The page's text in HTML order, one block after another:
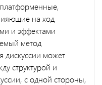
на ход
и эффектами
метод
дискуссии может
структурой и
с одной стороны,